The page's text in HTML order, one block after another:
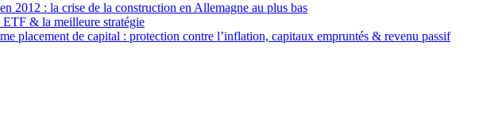
2012 : la crise de la construction en Allemagne au plus bas
& la meilleure stratégie
placement de capital : protection contre l’inflation, capitaux empruntés & revenu passif